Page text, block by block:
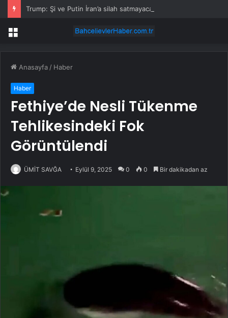
Trump: Şi ve Putin İran’a silah satmayacaklarını söyledi
Menü
Anasayfa / Haber
Haber
Fethiye’de Nesli Tükenme
Tehlikesindeki Fok
Görüntülendi
ÜMİT SAVĞA Eylül 9, 2025 0 0 Bir dakikadan az